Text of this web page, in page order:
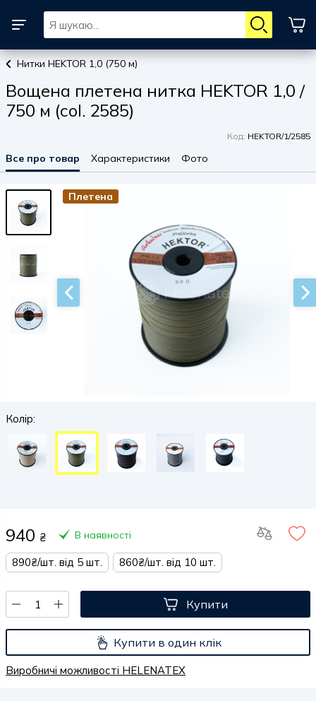
Нитки HEKTOR 1,0 (750 м)
Вощена плетена нитка HEKTOR 1,0 /
750 м (col. 2585)
Код: HEKTOR/1/2585
Все про товар Характеристики Фото
Плетена
Плетена
Плетена
Колір:
940 ₴ В наявності
890₴/шт. від 5 шт. 860₴/шт. від 10 шт.
Купити
Купити в один клік
Виробничі можливості HELENATEX